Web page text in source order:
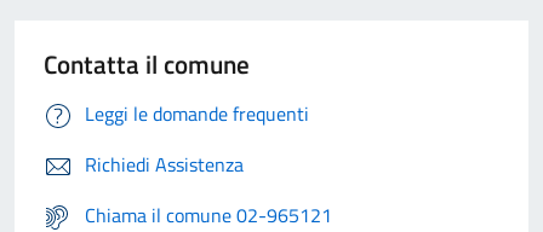
Contatta il comune
Leggi le domande frequenti
Richiedi Assistenza
Chiama il comune 02-965121